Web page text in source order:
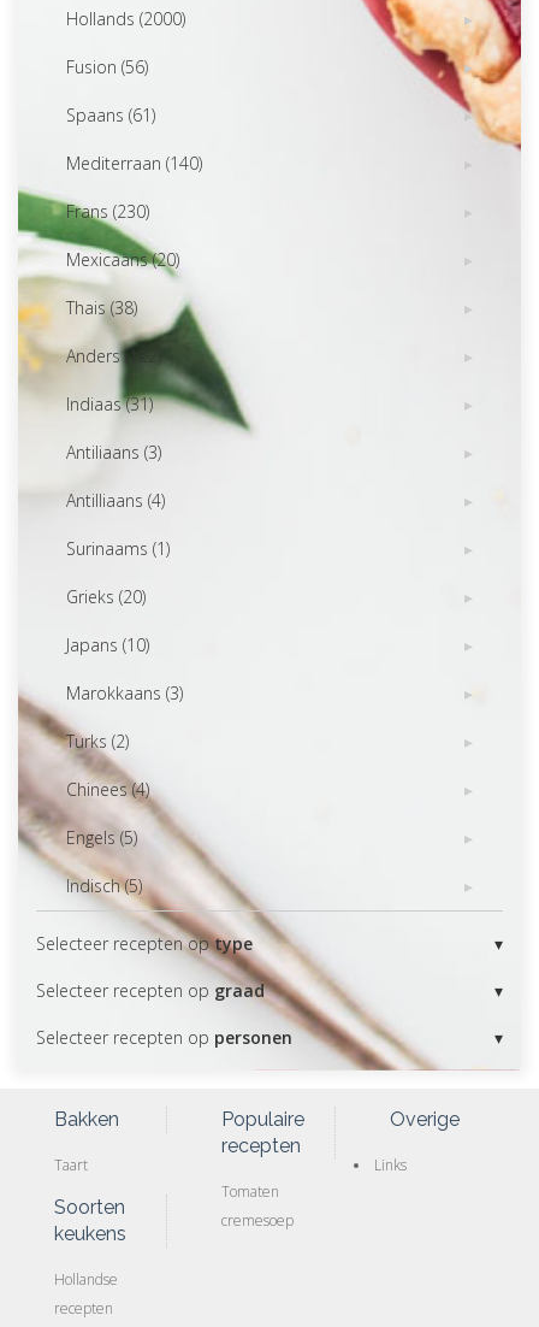
Hollands (2000)
Fusion (56)
Spaans (61)
Mediterraan (140)
Frans (230)
Mexicaans (20)
Thais (38)
Anders (122)
Indiaas (31)
Antiliaans (3)
Antilliaans (4)
Surinaams (1)
Grieks (20)
Japans (10)
Marokkaans (3)
Turks (2)
Chinees (4)
Engels (5)
Indisch (5)
Selecteer recepten optype
Selecteer recepten op graad
Selecteer recepten op personen
Bakken
Taart
Soorten
keukens
Hollandse
recepten
Populaire
recepten
Tomaten
cremesoep
Overige
Links